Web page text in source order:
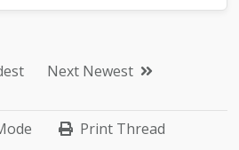
Next Newest
Print Thread